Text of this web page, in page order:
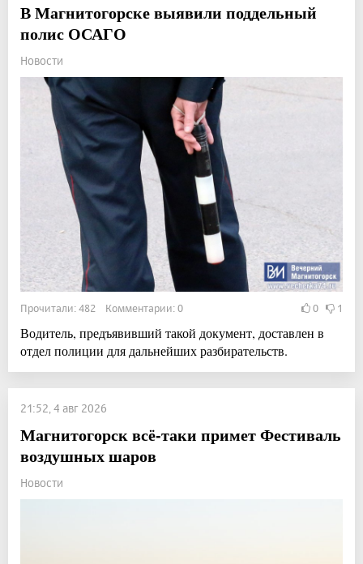
В Магнитогорске выявили поддельный
полис ОСАГО
Новости
Прочитали: 482 Комментарии: 0 0 1
Водитель, предъявивший такой документ, доставлен в
отдел полиции для дальнейших разбирательств.
21:52, 4 авг 2026
Магнитогорск всё-таки примет Фестиваль
воздушных шаров
Новости